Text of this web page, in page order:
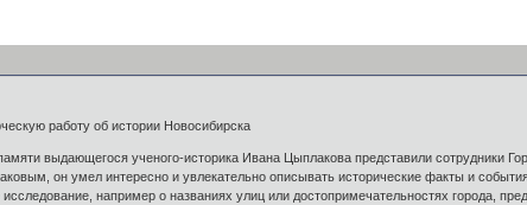
работу об истории Новосибирска
выдающегося ученого-историка Ивана Цыплакова представили сотрудники
он умел интересно и увлекательно описывать исторические факты и
например о названиях улиц или достопримечательностях города,